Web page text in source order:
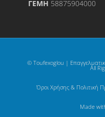
ΓΕΜΗ 58875904000
© Toufexoglou |
All
Όροι Χρήσης & Πολιτική
Made